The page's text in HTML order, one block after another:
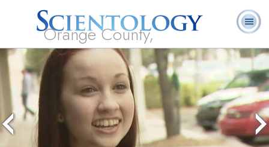
Orange County,
CA
Acerca de
Nosotros
L. Ronald
Hubbard
¿Qué es
Scientology?
Ministros
Voluntarios
Preguntas
Frecuentes
Libros